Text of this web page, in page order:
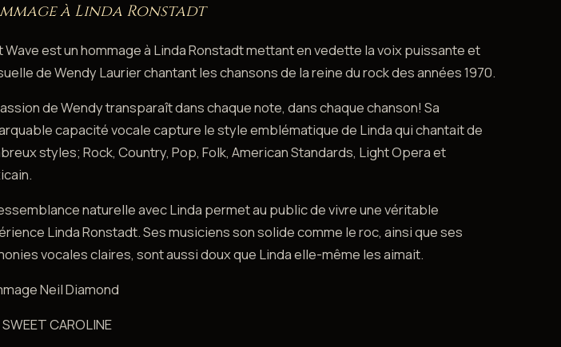
à Linda Ronstadt
Wave est un hommage à Linda Ronstadt mettant en vedette la voix puissante et
de Wendy Laurier chantant les chansons de la reine du rock des années 1970.
de Wendy transparaît dans chaque note, dans chaque chanson! Sa
capacité vocale capture le style emblématique de Linda qui chantait de
styles; Rock, Country, Pop, Folk, American Standards, Light Opera et
naturelle avec Linda permet au public de vivre une véritable
Linda Ronstadt. Ses musiciens son solide comme le roc, ainsi que ses
vocales claires, sont aussi doux que Linda elle-même les aimait.
Neil Diamond
CAROLINE